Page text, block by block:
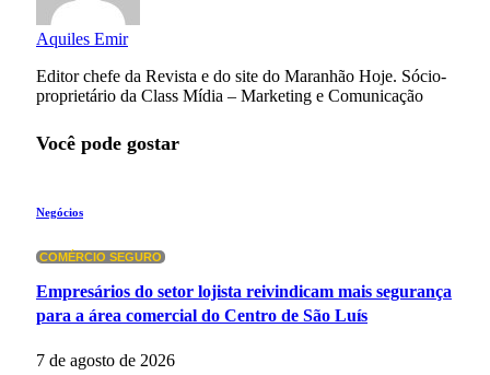
Aquiles Emir
Editor chefe da Revista e do site do Maranhão Hoje. Sócio-
proprietário da Class Mídia – Marketing e Comunicação
Você pode gostar
Negócios
COMÉRCIO SEGURO
Empresários do setor lojista reivindicam mais segurança
para a área comercial do Centro de São Luís
7 de agosto de 2026